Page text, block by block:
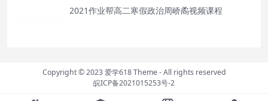
2021作业帮高二寒假政治周峤矞视频课程
Copyright © 2023爱学618 Theme- All rights reserved
皖ICP备2021015253号-2